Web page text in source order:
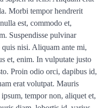
Morbi tempor hendrerit
est, commodo et,
Suspendisse pulvinar
nisi. Aliquam ante mi,
et, enim. In vulputate justo
Proin odio orci, dapibus id,
erat volutpat. Mauris
tempor non, aliquet et,